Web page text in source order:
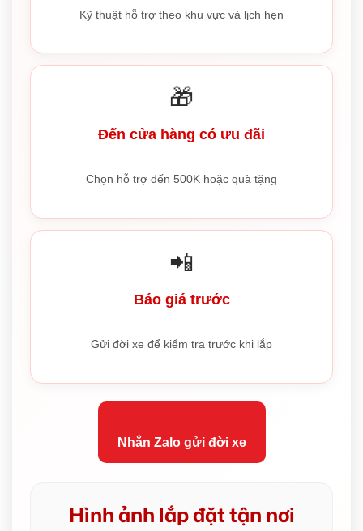
Kỹ thuật hỗ trợ theo khu vực và lịch hẹn
🎁
Đến cửa hàng có ưu đãi
Chọn hỗ trợ đến 500K hoặc quà tặng
📲
Báo giá trước
Gửi đời xe để kiểm tra trước khi lắp
Nhắn Zalo gửi đời xe
Hình ảnh lắp đặt tận nơi